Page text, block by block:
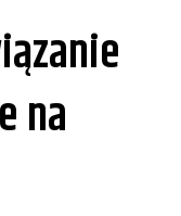
na